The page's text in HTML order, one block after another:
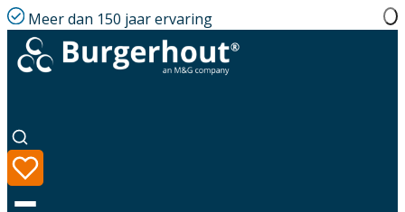
Meer dan 150 jaar ervaring